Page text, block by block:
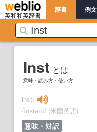
英和和英辞書
辞書 例文
Inst とは
意味・読み方・使い方
inst.
/ínstənt/ (米国英語)
意味・対訳